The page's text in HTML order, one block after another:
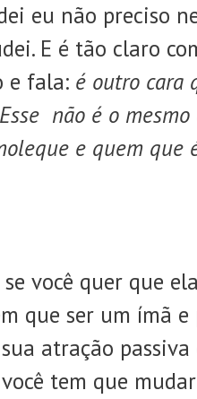
eu não preciso
E é tão claro
e fala: é outro cara
não é o
e quem que
você quer que
que ser um ímã
atração
tem que